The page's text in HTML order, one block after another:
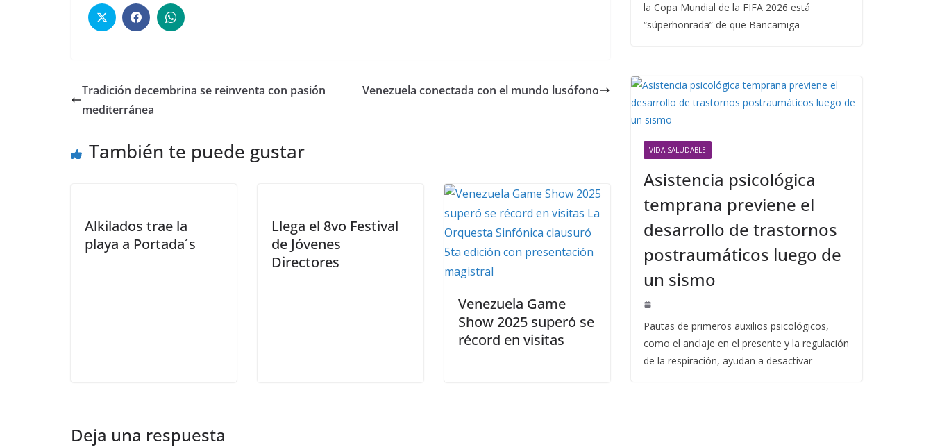
Tradición decembrina se reinventa con pasión
mediterránea
Venezuela conectada con el mundo lusófono
También te puede gustar
Alkilados trae la
playa a Portada´s
Llega el 8vo Festival
de Jóvenes
Directores
Venezuela Game
Show 2025 superó se
récord en visitas
Deja una respuesta
la Copa Mundial de la FIFA 2026 está
“súperhonrada” de que Bancamiga
VIDA SALUDABLE
Asistencia psicológica
temprana previene el
desarrollo de trastornos
postraumáticos luego de
un sismo
Pautas de primeros auxilios psicológicos,
como el anclaje en el presente y la regulación
de la respiración, ayudan a desactivar